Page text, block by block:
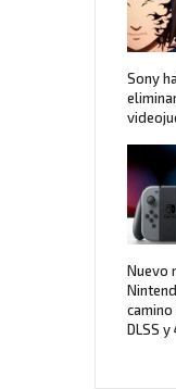
Sony
Nuevo
camino
DLSS y